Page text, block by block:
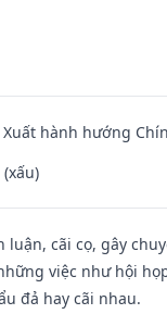
hành hướng
luận, cãi cọ, gây
việc như hội
đả hay cãi nhau.